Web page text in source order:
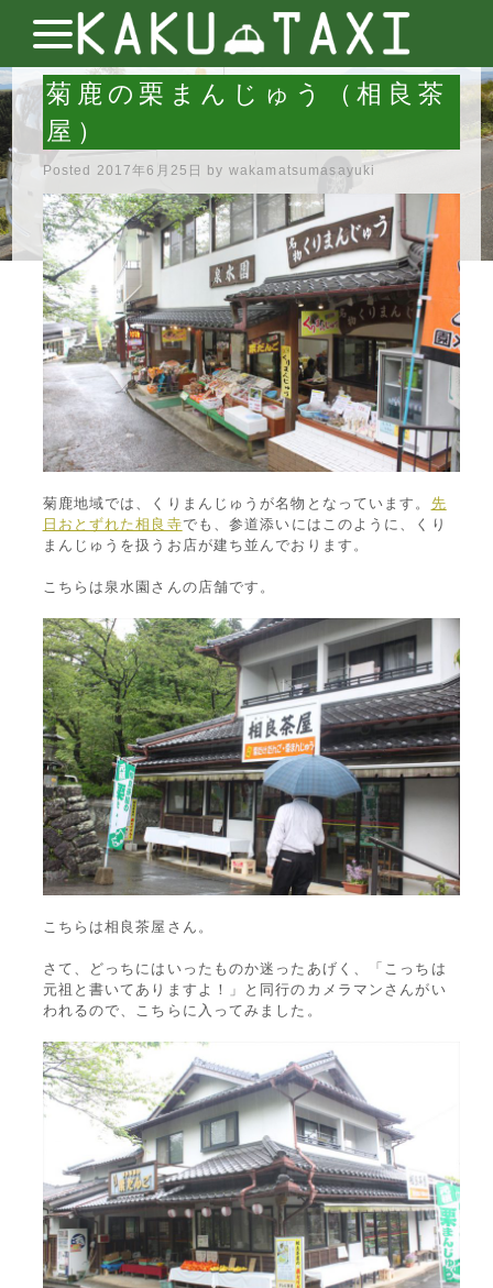
菊鹿の栗まんじゅう（相良茶
屋）
Posted 2017年6月25日 by wakamatsumasayuki
菊鹿地域では、くりまんじゅうが名物となっています。 先
日おとずれた相良寺でも、参道添いにはこのように、くり
まんじゅうを扱うお店が建ち並んでおります。
こちらは泉水園さんの店舗です。
こちらは相良茶屋さん。
さて、どっちにはいったものか迷ったあげく、「こっちは
元祖と書いてありますよ！」と同行のカメラマンさんがい
われるので、こちらに入ってみました。